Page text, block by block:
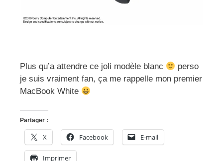
Plus qu’a attendre ce joli modèle blanc
perso
je suis vraiment fan, ça me rappelle mon premier
MacBook White
Partager :
X Facebook E-mail
Imprimer